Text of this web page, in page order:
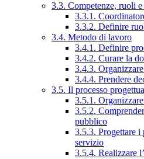
3.3. Competenze, ruoli
3.3.1.
3.3.2. Definire
3.4. Metodo di lavoro
3.4.1. Definire
3.4.2. Curare la
3.4.3.
3.4.4. Prendere
3.5. Il processo
3.5.1.
3.5.2.
pubblico
3.5.3. Progettare i
servizio
3.5.4. Realizzare